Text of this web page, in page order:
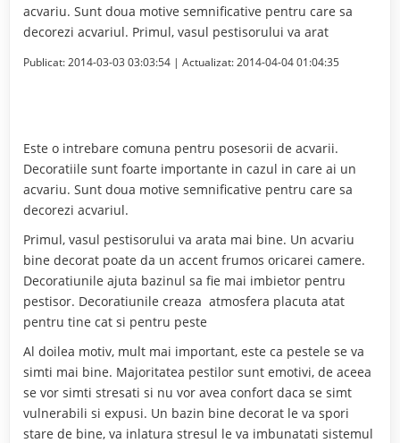
acvariu. Sunt doua motive semnificative pentru care sa
decorezi acvariul. Primul, vasul pestisorului va arat
Publicat: 2014-03-03 03:03:54 | Actualizat: 2014-04-04 01:04:35
Este o intrebare comuna pentru posesorii de acvarii.
Decoratiile sunt foarte importante in cazul in care ai un
acvariu. Sunt doua motive semnificative pentru care sa
decorezi acvariul.
Primul, vasul pestisorului va arata mai bine. Un acvariu
bine decorat poate da un accent frumos oricarei camere.
Decoratiunile ajuta bazinul sa fie mai imbietor pentru
pestisor. Decoratiunile creaza atmosfera placuta atat
pentru tine cat si pentru peste
Al doilea motiv, mult mai important, este ca pestele se va
simti mai bine. Majoritatea pestilor sunt emotivi, de aceea
se vor simti stresati si nu vor avea confort daca se simt
vulnerabili si expusi. Un bazin bine decorat le va spori
stare de bine, va inlatura stresul le va imbunatati sistemul